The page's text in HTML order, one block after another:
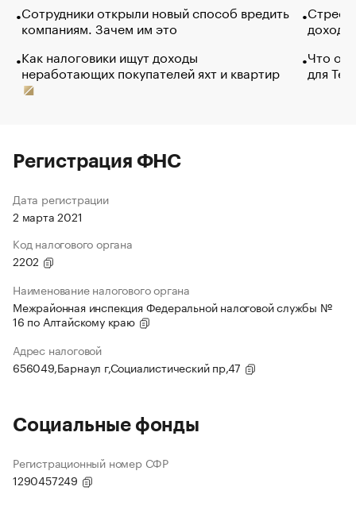
Сотрудники открыли новый способ вредить
компаниям. Зачем им это
Как налоговики ищут доходы
неработающих покупателей яхт и квартир
Что
для
Регистрация ФНС
Дата регистрации
2 марта 2021
Код налогового органа
2202
Наименование налогового органа
Межрайонная инспекция Федеральной налоговой службы №
16 по Алтайскому краю
Адрес налоговой
656049,Барнаул г,Социалистический пр,47
Социальные фонды
Регистрационный номер СФР
1290457249